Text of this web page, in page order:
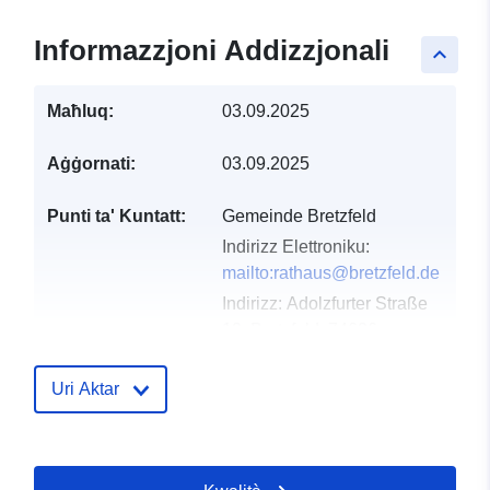
keyboard_arrow_up
Informazzjoni Addizzjonali
Maħluq: 03.09.2025
Aġġornati: 03.09.2025
Punti ta' Kuntatt:
Gemeinde Bretzfeld
Indirizz Elettroniku:
mailto:rathaus@bretzfeld.de
Indirizz: Adolzfurter Straße
Katalgu:
24 January 2026
Uri Aktar